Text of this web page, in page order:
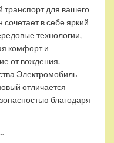
транспорт для вашего
сочетает в себе яркий
технологии,
комфорт и
от вождения.
Электромобиль
отличается
благодаря